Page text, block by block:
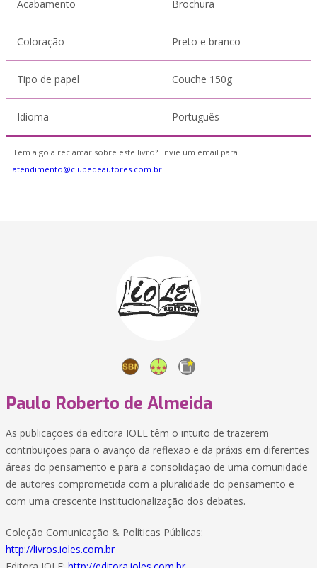
Acabamento Brochura
Coloração Preto e branco
Tipo de papel Couche 150g
Idioma Português
Tem algo a reclamar sobre este livro? Envie um email para
atendimento@clubedeautores.com.br
Paulo Roberto de Almeida
As publicações da editora IOLE têm o intuito de trazerem
contribuições para o avanço da reflexão e da práxis em diferentes
áreas do pensamento e para a consolidação de uma comunidade
de autores comprometida com a pluralidade do pensamento e
com uma crescente institucionalização dos debates.
Coleção Comunicação & Políticas Públicas:
http://livros.ioles.com.br